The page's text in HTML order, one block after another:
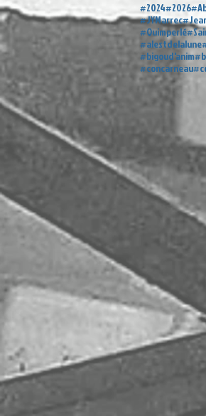
#2024#2026
#JYMarrec
#Quimperlé
#alestdelalune
#bigoud'anim
#concarneau